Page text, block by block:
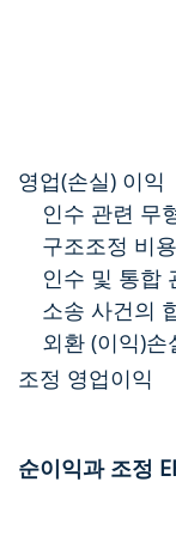
영업(손실) 이익
인수 관련 무
구조조정 비용
인수 및 통합
소송 사건의
외환 (이익)손
조정 영업이익
순이익과 조정